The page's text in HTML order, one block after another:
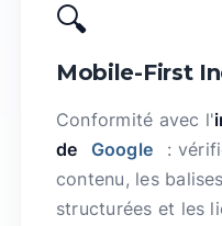
🔍
Mobile-First
Conformité avec l'
de
Google
:
contenu, les
structurées et les